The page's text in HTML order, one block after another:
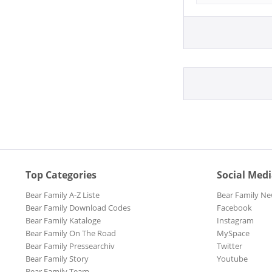
Arrogants,
Asleep At
Asleep At
Assia, Lys
Atkins, Chet
Atkins, Chet
Top Categories
Bear Family A-Z Liste
Bear Family Download Codes
Bear Family Kataloge
Bear Family On The Road
Bear Family Pressearchiv
Bear Family Story
Social
Bear Family
Facebook
Instagram
MySpace
Twitter
Youtube